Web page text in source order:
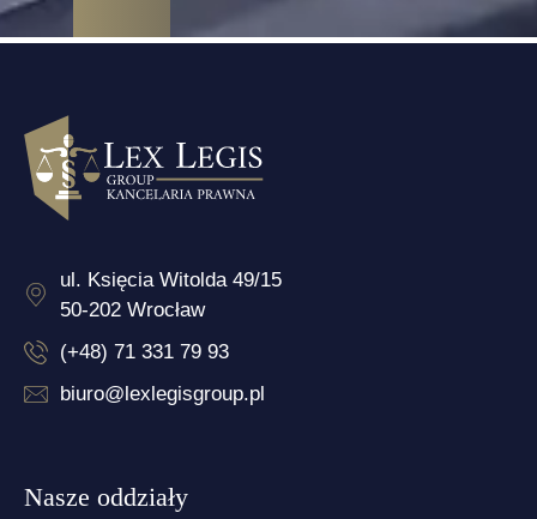
ul. Księcia Witolda 49/15
50-202 Wrocław
(+48) 71 331 79 93
biuro@lexlegisgroup.pl
Nasze oddziały